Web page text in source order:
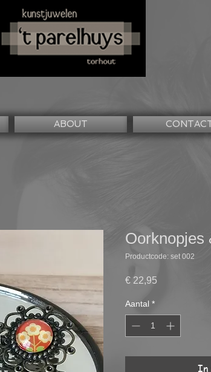
ABOUT
Oorknopjes
Productcode: set 002
€ 22,95
Aantal *
In